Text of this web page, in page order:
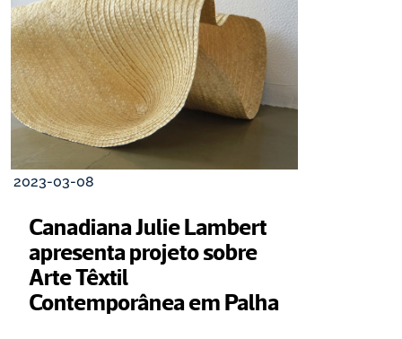
2023-03-08
Canadiana Julie Lambert
apresenta projeto sobre
Arte Têxtil